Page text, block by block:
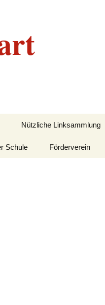
Nützliche Linksammlung
Schule Förderverein